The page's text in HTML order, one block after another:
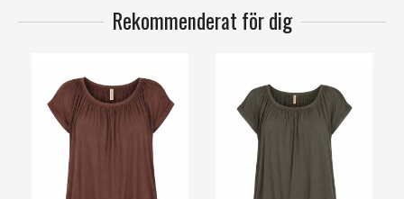
Rekommenderat för dig